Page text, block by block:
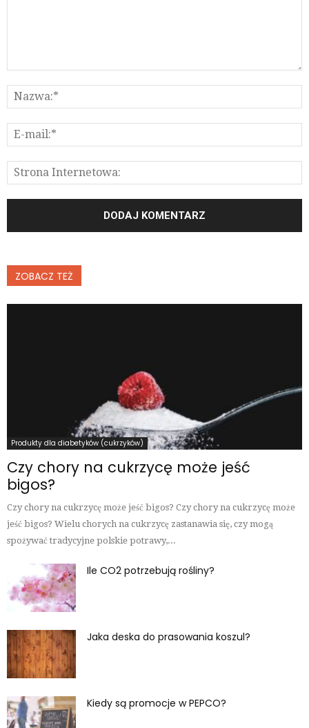
ZOBACZ TEŻ
Produkty dla diabetyków (cukrzyków)
Czy chory na cukrzycę może jeść
bigos?
Czy chory na cukrzycę może jeść bigos? Czy chory na cukrzycę może
jeść bigos? Wielu chorych na cukrzycę zastanawia się, czy mogą
spożywać tradycyjne polskie potrawy,...
Ile CO2 potrzebują rośliny?
Jaka deska do prasowania koszul?
Kiedy są promocje w PEPCO?